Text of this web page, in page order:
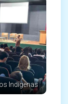
Indígenas